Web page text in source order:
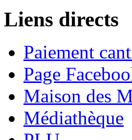
Liens directs
Paiement
Page
Maison des
Médiathèque